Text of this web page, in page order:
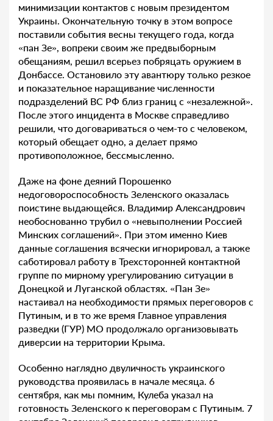
минимизации контактов с новым президентом
Украины. Окончательную точку в этом вопросе
поставили события весны текущего года, когда
«пан Зе», вопреки своим же предвыборным
обещаниям, решил всерьез побряцать оружием в
Донбассе. Остановило эту авантюру только резкое
и показательное наращивание численности
подразделений ВС РФ близ границ с «незалежной».
После этого инцидента в Москве справедливо
решили, что договариваться о чем-то с человеком,
который обещает одно, а делает прямо
противоположное, бессмысленно.
Даже на фоне деяний Порошенко
недоговороспособность Зеленского оказалась
поистине выдающейся. Владимир Александрович
необоснованно трубил о «невыполнении Россией
Минских соглашений». При этом именно Киев
данные соглашения всячески игнорировал, а также
саботировал работу в Трехсторонней контактной
группе по мирному урегулированию ситуации в
Донецкой и Луганской областях. «Пан Зе»
настаивал на необходимости прямых переговоров с
Путиным, и в то же время Главное управления
разведки (ГУР) МО продолжало организовывать
диверсии на территории Крыма.
Особенно наглядно двуличность украинского
руководства проявилась в начале месяца. 6
сентября, как мы помним, Кулеба указал на
готовность Зеленского к переговорам с Путиным. 7